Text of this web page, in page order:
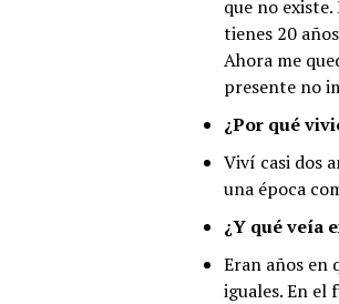
que no
tienes 20
Ahora me
presente no
¿Por qué
Viví casi dos
una época
¿Y qué veía
Eran años en
iguales. En el